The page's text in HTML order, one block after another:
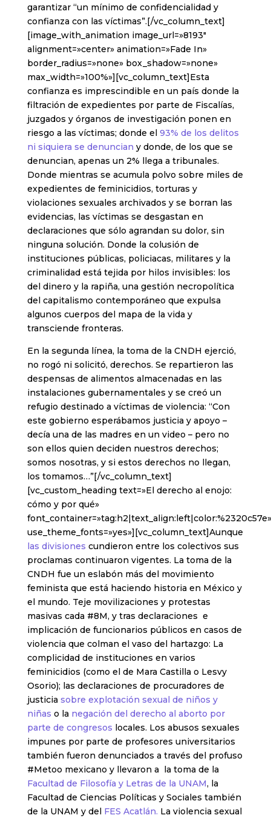
garantizar “un mínimo de confidencialidad y
confianza con las víctimas”.[/vc_column_text]
[image_with_animation image_url=»8193″
alignment=»center» animation=»Fade In»
border_radius=»none» box_shadow=»none»
max_width=»100%»][vc_column_text]Esta
confianza es imprescindible en un país donde la
filtración de expedientes por parte de Fiscalías,
juzgados y órganos de investigación ponen en
riesgo a las víctimas; donde el 93% de los delitos
ni siquiera se denuncian y donde, de los que se
denuncian, apenas un 2% llega a tribunales.
Donde mientras se acumula polvo sobre miles de
expedientes de feminicidios, torturas y
violaciones sexuales archivados y se borran las
evidencias, las víctimas se desgastan en
declaraciones que sólo agrandan su dolor, sin
ninguna solución. Donde la colusión de
instituciones públicas, policiacas, militares y la
criminalidad está tejida por hilos invisibles: los
del dinero y la rapiña, una gestión necropolítica
del capitalismo contemporáneo que expulsa
algunos cuerpos del mapa de la vida y
transciende fronteras.
En la segunda línea, la toma de la CNDH ejerció,
no rogó ni solicitó, derechos. Se repartieron las
despensas de alimentos almacenadas en las
instalaciones gubernamentales y se creó un
refugio destinado a víctimas de violencia: “Con
este gobierno esperábamos justicia y apoyo –
decía una de las madres en un video – pero no
son ellos quien deciden nuestros derechos;
somos nosotras, y si estos derechos no llegan,
los tomamos…”[/vc_column_text]
[vc_custom_heading text=»El derecho al enojo:
cómo y por qué»
font_container=»tag:h2|text_align:left|color:%2320c57e»
use_theme_fonts=»yes»][vc_column_text]Aunque
las divisiones cundieron entre los colectivos sus
proclamas continuaron vigentes. La toma de la
CNDH fue un eslabón más del movimiento
feminista que está haciendo historia en México y
el mundo. Teje movilizaciones y protestas
masivas cada #8M, y tras declaraciones e
implicación de funcionarios públicos en casos de
violencia que colman el vaso del hartazgo: La
complicidad de instituciones en varios
feminicidios (como el de Mara Castilla o Lesvy
Osorio); las declaraciones de procuradores de
justicia sobre explotación sexual de niños y
niñas o la negación del derecho al aborto por
parte de congresos locales. Los abusos sexuales
impunes por parte de profesores universitarios
también fueron denunciados a través del profuso
#Metoo mexicano y llevaron a la toma de la
Facultad de Filosofía y Letras de la UNAM, la
Facultad de Ciencias Políticas y Sociales también
de la UNAM y del FES Acatlán. La violencia sexual